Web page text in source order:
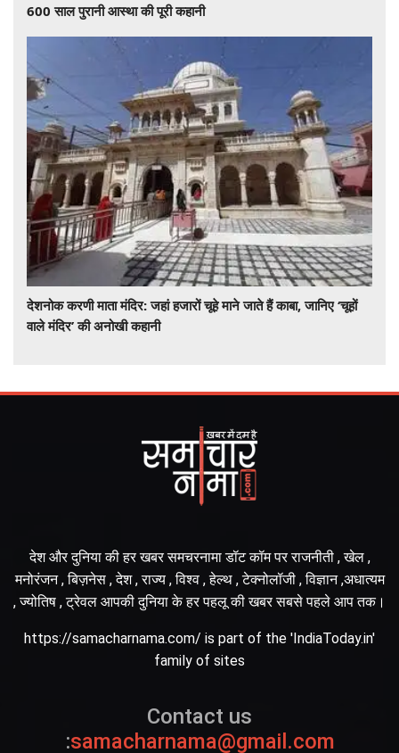
600 साल पुरानी आस्था की पूरी कहानी
देशनोक करणी माता मंदिर: जहां हजारों चूहे माने जाते हैं काबा, जानिए ‘चूहों
वाले मंदिर’ की अनोखी कहानी
देश और दुनिया की हर खबर समचरनामा डॉट कॉम पर राजनीती , खेल ,
मनोरंजन , बिज़नेस , देश , राज्य , विश्व , हेल्थ , टेक्नोलॉजी , विज्ञान ,अधात्यम
, ज्योतिष , ट्रेवल आपकी दुनिया के हर पहलू की खबर सबसे पहले आप तक।
https://samacharnama.com/ is part of the 'IndiaToday.in'
family of sites
Contact us
:samacharnama@gmail.com